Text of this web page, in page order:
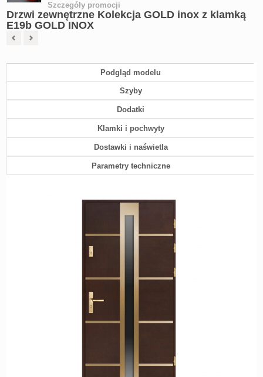
Szczegóły promocji
Drzwi zewnętrzne Kolekcja GOLD inox z klamką
E19b GOLD INOX
Podgląd modelu
Szyby
Dodatki
Klamki i pochwyty
Dostawki i naświetla
Parametry techniczne